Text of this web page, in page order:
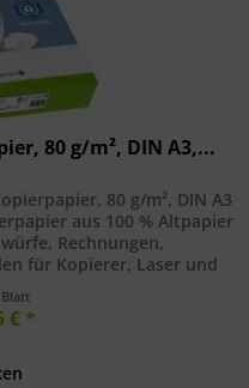
80 g/m², DIN A3,...
80 g/m², DIN A3
aus 100 % Altpapier
Rechnungen,
für Kopierer, Laser und
€ *